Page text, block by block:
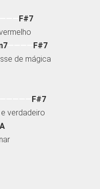
F#7
————
F#7
de mágica
F#7
verdadeiro
A